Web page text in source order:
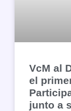
VcM al
el
junto a